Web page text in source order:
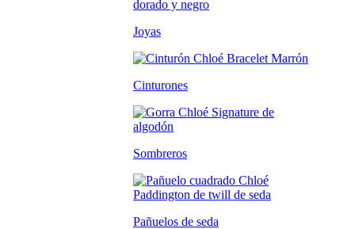
Joyas
Cinturones
Sombreros
Pañuelos de seda